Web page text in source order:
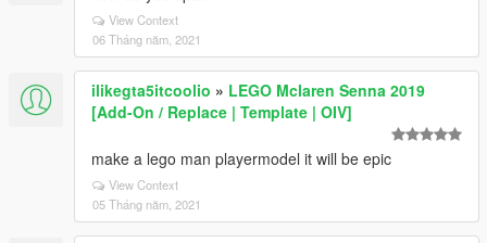
View Context
06 Tháng năm, 2021
ilikegta5itcoolio » LEGO Mclaren Senna 2019
[Add-On / Replace | Template | OIV]
make a lego man playermodel it will be epic
View Context
05 Tháng năm, 2021